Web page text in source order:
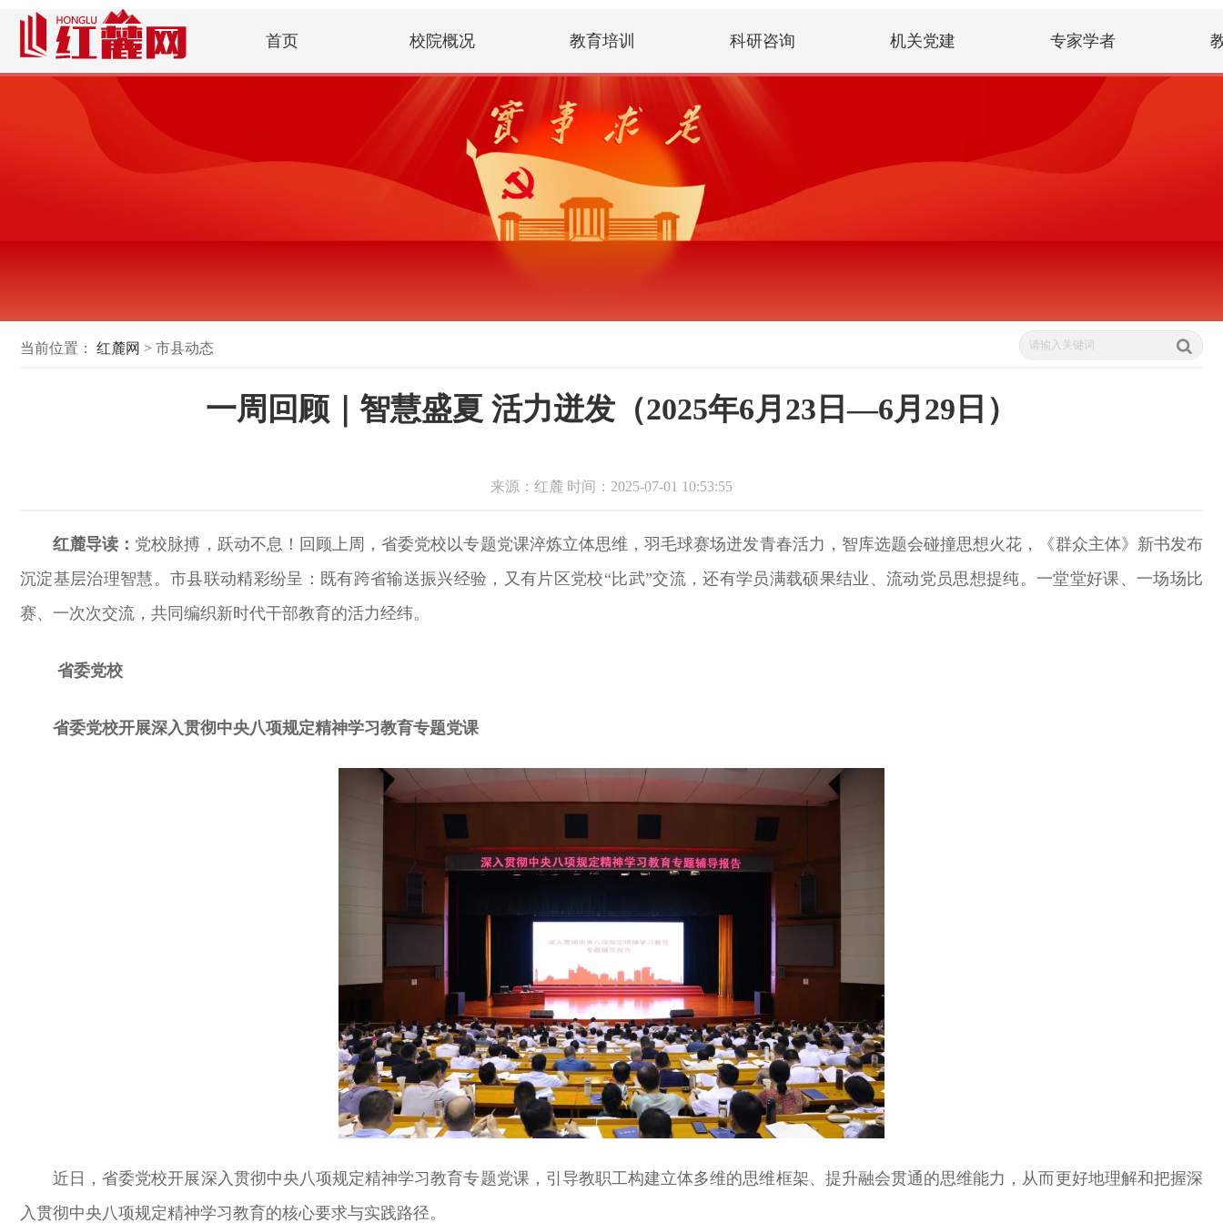
首页 校院概况 教育培训 科研咨询 机关党建 专家学者
当前位置： 红麓网 > 市县动态
一周回顾｜智慧盛夏 活力迸发（2025年6月23日—6月29日）
来源：红麓 时间：2025-07-01 10:53:55
红麓导读： 党校脉搏，跃动不息！回顾上周，省委党校以专题党课淬炼立体思维，羽毛球赛场迸发青春活力，智库选题会碰撞思想火花，《群众主体》新书发布
沉淀基层治理智慧。市县联动精彩纷呈：既有跨省输送振兴经验，又有片区党校“比武”交流，还有学员满载硕果结业、流动党员思想提纯。一堂堂好课、一场场比
赛、一次次交流，共同编织新时代干部教育的活力经纬。
省委党校
省委党校开展深入贯彻中央八项规定精神学习教育专题党课
近日，省委党校开展深入贯彻中央八项规定精神学习教育专题党课，引导教职工构建立体多维的思维框架、提升融会贯通的思维能力，从而更好地理解和把握深
入贯彻中央八项规定精神学习教育的核心要求与实践路径。